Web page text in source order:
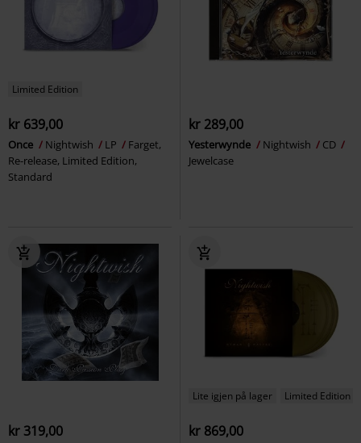
Limited Edition
kr 639,00
Once Nightwish LP
Farget,
Re-release, Limited Edition,
Standard
kr 289,00
Yesterwynde Nightwish
CD
Jewelcase
kr 319,00
Lite igjen på lager Limited Edition
kr 869,00